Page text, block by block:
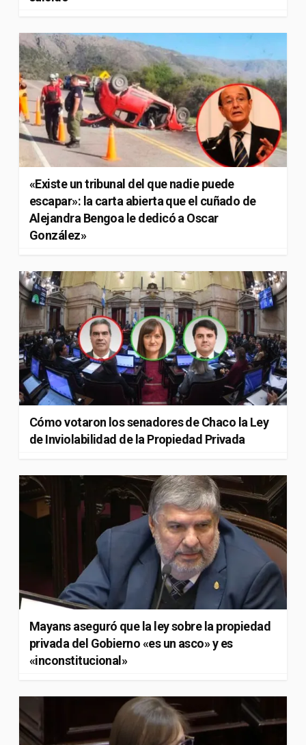
«Existe un tribunal del que nadie puede
escapar»: la carta abierta que el cuñado de
Alejandra Bengoa le dedicó a Oscar
González»
Cómo votaron los senadores de Chaco la Ley
de Inviolabilidad de la Propiedad Privada
Mayans aseguró que la ley sobre la propiedad
privada del Gobierno «es un asco» y es
«inconstitucional»